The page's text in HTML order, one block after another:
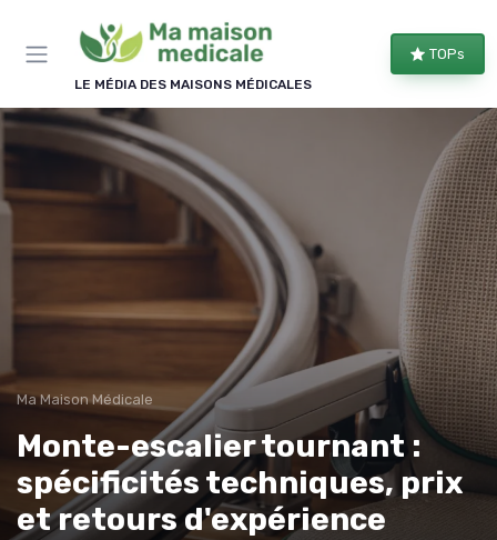
LE MÉDIA DES MAISONS MÉDICALES
TOPs
Ma Maison Médicale
Monte-escalier tournant :
spécificités techniques, prix
et retours d'expérience